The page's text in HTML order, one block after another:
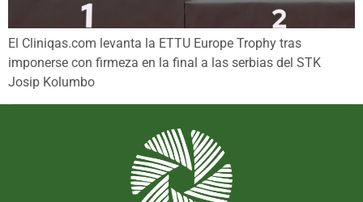
El Cliniqas.com levanta la ETTU Europe Trophy tras
imponerse con firmeza en la final a las serbias del STK
Josip Kolumbo